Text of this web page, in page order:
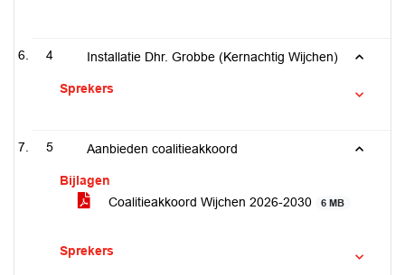
4 Installatie Dhr. Grobbe (Kernachtig Wijchen)
Sprekers
5 Aanbieden coalitieakkoord
Bijlagen
Coalitieakkoord Wijchen 2026-2030
6 MB
Sprekers